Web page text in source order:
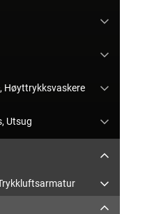
Høyttrykksvaskere
Utsug